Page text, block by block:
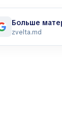
Больше
zvelta.md